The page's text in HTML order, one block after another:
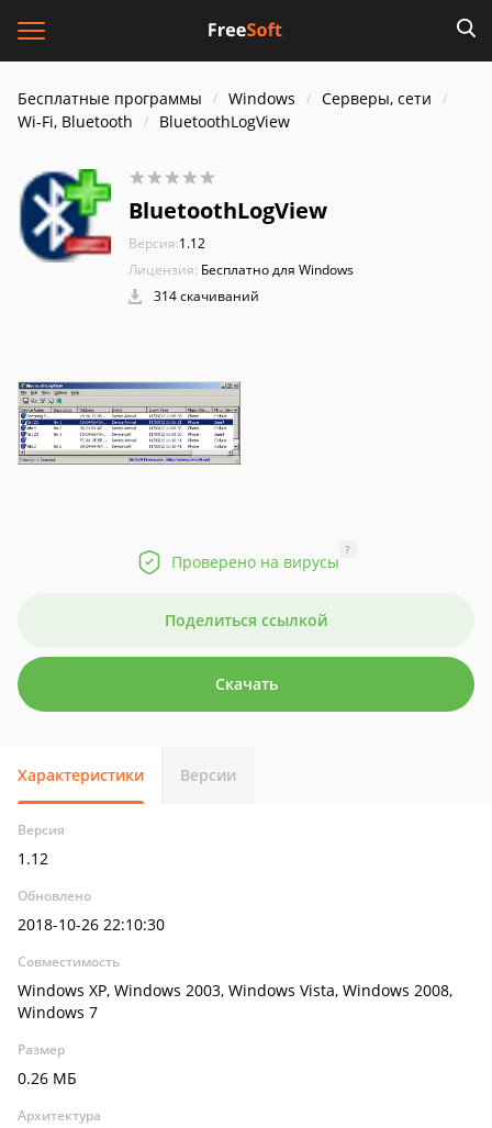
Бесплатные программы Windows
Серверы, сети
Wi-Fi, Bluetooth
BluetoothLogView
BluetoothLogView
Версия:1.12
Лицензия: Бесплатно для Windows
314 скачиваний
Проверено на вирусы
?
Поделиться ссылкой
Скачать
Характеристики Версии
Версия
1.12
Обновлено
2018-10-26 22:10:30
Совместимость
Windows XP, Windows 2003, Windows Vista, Windows 2008,
Windows 7
Размер
0.26 МБ
Архитектура